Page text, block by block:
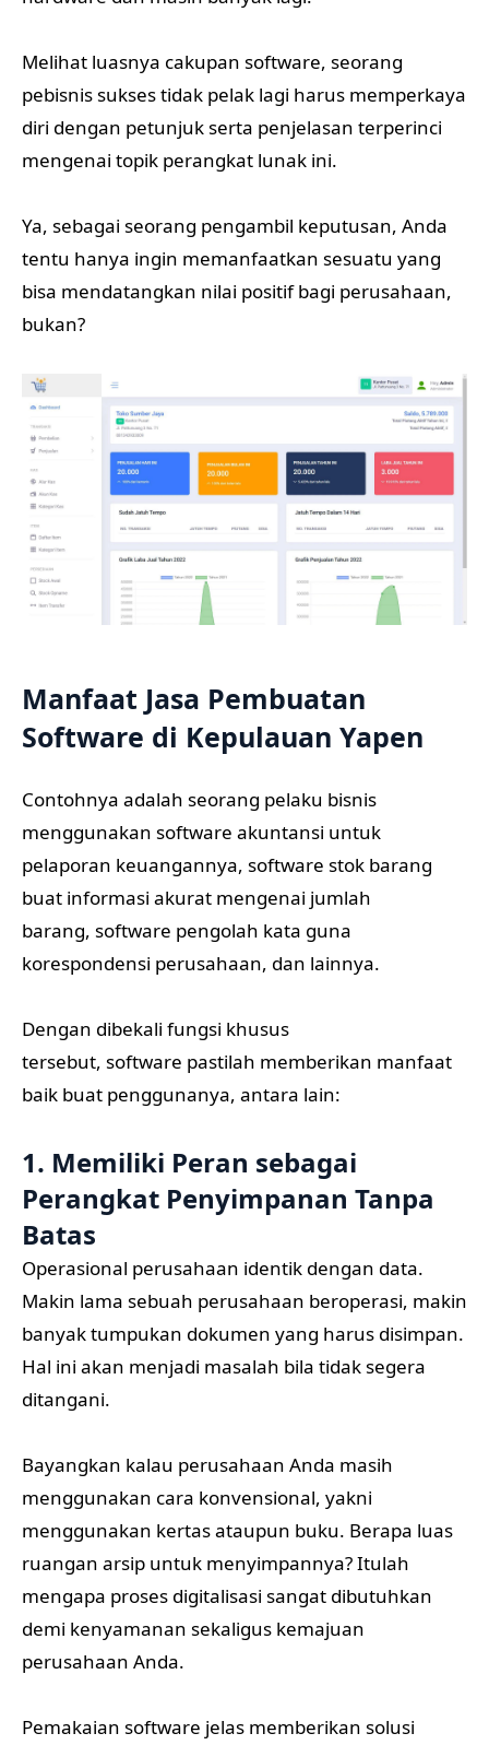
Melihat luasnya cakupan software, seorang
pebisnis sukses tidak pelak lagi harus memperkaya
diri dengan petunjuk serta penjelasan terperinci
mengenai topik perangkat lunak ini.
Ya, sebagai seorang pengambil keputusan, Anda
tentu hanya ingin memanfaatkan sesuatu yang
bisa mendatangkan nilai positif bagi perusahaan,
bukan?
Manfaat Jasa Pembuatan
Software di Kepulauan Yapen
Contohnya adalah seorang pelaku bisnis
menggunakan software akuntansi untuk
pelaporan keuangannya, software stok barang
buat informasi akurat mengenai jumlah
barang, software pengolah kata guna
korespondensi perusahaan, dan lainnya.
Dengan dibekali fungsi khusus
tersebut, software pastilah memberikan manfaat
baik buat penggunanya, antara lain:
1. Memiliki Peran sebagai
Perangkat Penyimpanan Tanpa
Batas
Operasional perusahaan identik dengan data.
Makin lama sebuah perusahaan beroperasi, makin
banyak tumpukan dokumen yang harus disimpan.
Hal ini akan menjadi masalah bila tidak segera
ditangani.
Bayangkan kalau perusahaan Anda masih
menggunakan cara konvensional, yakni
menggunakan kertas ataupun buku. Berapa luas
ruangan arsip untuk menyimpannya? Itulah
mengapa proses digitalisasi sangat dibutuhkan
demi kenyamanan sekaligus kemajuan
perusahaan Anda.
Pemakaian software jelas memberikan solusi